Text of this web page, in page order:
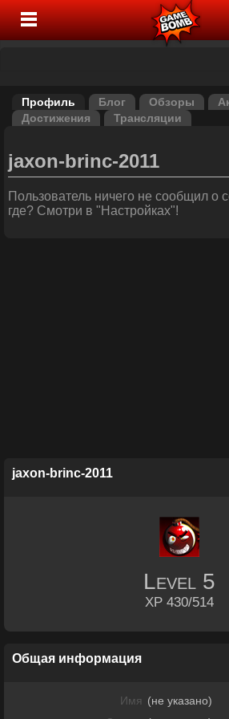
Профиль Блог Обзоры
Достижения
Трансляции
jaxon-brinc-2011
Пользователь ничего не сообщил о
где? Смотри в "Настройках"!
jaxon-brinc-2011
Level 5
XP 430/514
Общая информация
Имя (не указано)